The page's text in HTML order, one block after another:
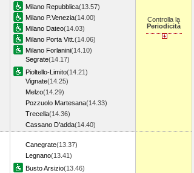
Milano Repubblica(13.57)
Milano P.Venezia(14.00)
Milano Dateo(14.03)
Milano Porta Vitt. (14.06)
Milano Forlanini(14.10)
Segrate(14.17)
Pioltello-Limito(14.21)
Vignate(14.25)
Melzo(14.29)
Pozzuolo Martesana(14.33)
Trecella(14.36)
Cassano D'adda(14.40)
Controlla la
Periodicità
Canegrate(13.37)
Legnano(13.41)
Busto Arsizio(13.46)